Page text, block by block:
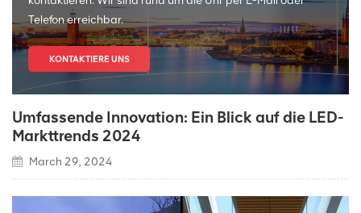
Telefon erreichbar.
KONTAKTIERE UNS
Umfassende Innovation: Ein Blick auf die LED-
Markttrends 2024
March 29, 2024